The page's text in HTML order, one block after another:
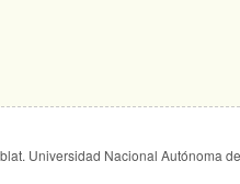
Universidad Nacional Autónoma